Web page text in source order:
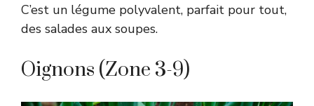
C’est un légume polyvalent, parfait pour tout,
des salades aux soupes.
Oignons (Zone 3-9)